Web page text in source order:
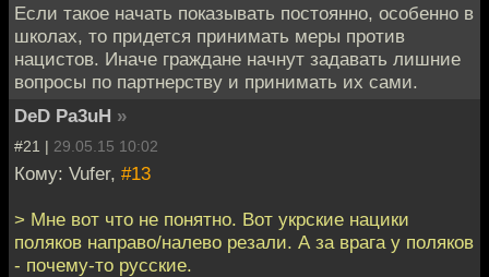
Если такое начать показывать постоянно, особенно в
школах, то придется принимать меры против
нацистов. Иначе граждане начнут задавать лишние
вопросы по партнерству и принимать их сами.
DeD Pa3uH »
#21 | 29.05.15 10:02
Кому: Vufer, #13
> Мне вот что не понятно. Вот укрские нацики
поляков направо/налево резали. А за врага у поляков
- почему-то русские.